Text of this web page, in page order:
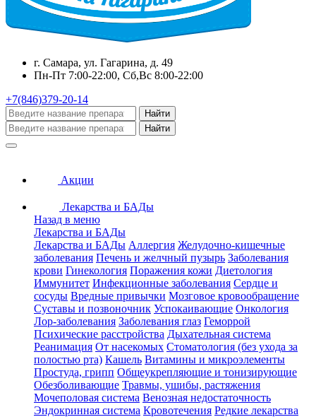
г. Самара, ул. Гагарина, д. 49
Пн-Пт 7:00-22:00, Сб,Вс 8:00-22:00
+7(846)379-20-14
Найти
Найти
Акции
Лекарства и БАДы
Назад в меню
Лекарства и БАДы
Лекарства и БАДы Аллергия Желудочно-кишечные
заболевания Печень и желчный пузырь Заболевания
крови Гинекология Поражения кожи Диетология
Иммунитет Инфекционные заболевания Сердце и
сосуды Вредные привычки Мозговое кровообращение
Суставы и позвоночник Успокаивающие Онкология
Лор-заболевания Заболевания глаз Геморрой
Психические расстройства Дыхательная система
Реанимация От насекомых Стоматология (без ухода за
полостью рта) Кашель Витамины и микроэлементы
Простуда, грипп Общеукрепляющие и тонизирующие
Обезболивающие Травмы, ушибы, растяжения
Мочеполовая система Венозная недостаточность
Эндокринная система Кровотечения Редкие лекарства